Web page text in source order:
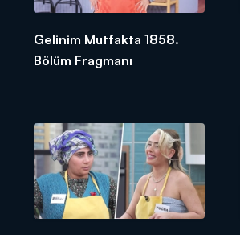
Gelinim Mutfakta 1858.
Bölüm Fragmanı